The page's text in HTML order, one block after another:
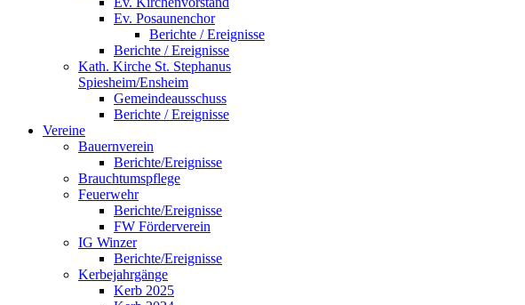
Ev. Posaunenchor
Berichte / Ereignisse
Berichte / Ereignisse
Kath. Kirche St. Stephanus
Spiesheim/Ensheim
Gemeindeausschuss
Berichte / Ereignisse
Vereine
Bauernverein
Berichte/Ereignisse
Brauchtumspflege
Feuerwehr
Berichte/Ereignisse
FW Förderverein
IG Winzer
Berichte/Ereignisse
Kerbejahrgänge
Kerb 2025